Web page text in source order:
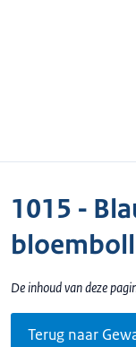
1015 -
De inhoud van deze
Terug naar